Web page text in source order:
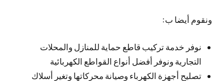
ونقوم أيضا ب:
نوفر خدمة تركيب قاطع حماية للمنازل والمحلات
التجارية ونوفر أفضل أنواع القواطع الكهربائية
تصليح أجهزة الكهرباء وصيانة محركاتها وتغير أسلاك